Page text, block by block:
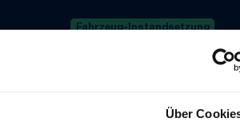
Über
Fahrzeug-Instandsetzung
auf